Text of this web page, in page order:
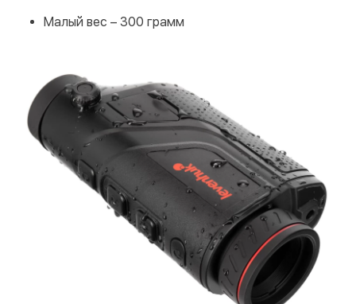
Малый вес – 300 грамм